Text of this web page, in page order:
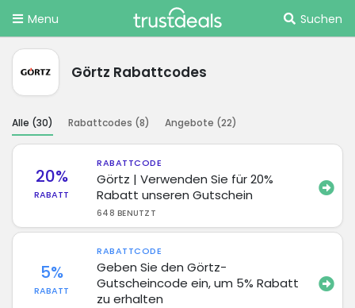
Menu Suchen
Görtz Rabattcodes
Alle (30) Rabattcodes (8) Angebote (22)
20%
RABATT
RABATTCODE
Görtz | Verwenden Sie für 20%
Rabatt unseren Gutschein
648 BENUTZT
5%
RABATT
RABATTCODE
Geben Sie den Görtz-
Gutscheincode ein, um 5% Rabatt
zu erhalten